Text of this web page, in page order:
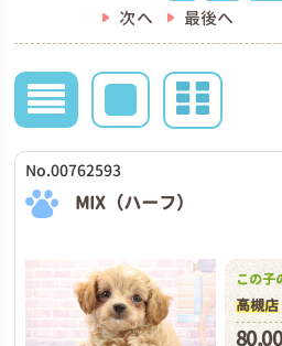
次へ 最後へ
No.00762593
MIX（ハーフ）
この子
高槻店